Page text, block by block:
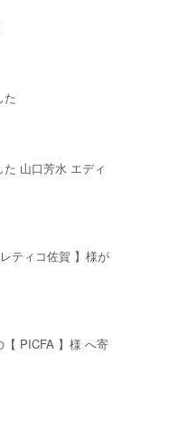
た
た 山口芳水 エディ
ティコ佐賀 】様が
【 PICFA 】様 へ寄